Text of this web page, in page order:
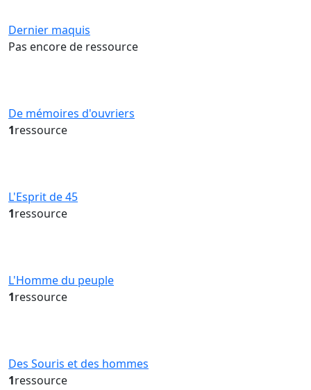
Dernier maquis
Pas encore de ressource
De mémoires d'ouvriers
1ressource
L'Esprit de 45
1ressource
L'Homme du peuple
1ressource
Des Souris et des hommes
1ressource